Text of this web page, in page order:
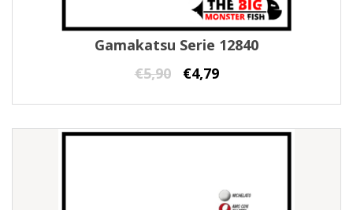
Gamakatsu Serie 12840
€5,90 €4,79